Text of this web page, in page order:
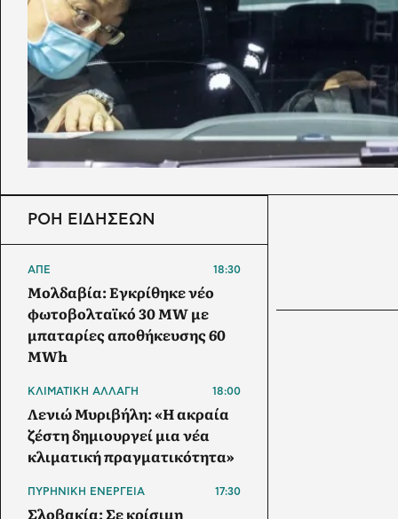
ΡΟΗ ΕΙΔΗΣΕΩΝ
ΑΠΕ 18:30
Μολδαβία: Εγκρίθηκε νέο
φωτοβολταϊκό 30 MW με
μπαταρίες αποθήκευσης 60
MWh
ΚΛΙΜΑΤΙΚΗ ΑΛΛΑΓΗ 18:00
Λενιώ Μυριβήλη: «Η ακραία
ζέστη δημιουργεί μια νέα
κλιματική πραγματικότητα»
ΠΥΡΗΝΙΚΗ ΕΝΕΡΓΕΙΑ 17:30
Σλοβακία: Σε κρίσιμη